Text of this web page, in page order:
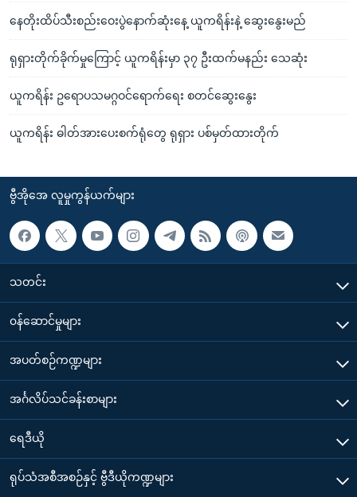
နေတိုးထိပ်သီးစည်းဝေးပွဲနောက်ဆုံးနေ့ ယူကရိန်းနဲ့ ဆွေးနွေးမည်
ရုရှားတိုက်ခိုက်မှုကြောင့် ယူကရိန်းမှာ ၃၇ ဦးထက်မနည်း သေဆုံး
ယူကရိန်း ဥရောပသမဂ္ဂဝင်ရောက်ရေး စတင်ဆွေးနွေး
ယူကရိန်း ဓါတ်အားပေးစက်ရုံတွေ ရုရှား ပစ်မှတ်ထားတိုက်
ဗွီအိုအေ လူမှုကွန်ယက်များ
သတင်း
၀န်ဆောင်မှုများ
အပတ်စဉ်ကဏ္ဍများ
အင်္ဂလိပ်သင်ခန်းစာများ
ရေဒီယို
ရုပ်သံအစီအစဉ်နှင့် ဗွီဒီယိုကဏ္ဍများ